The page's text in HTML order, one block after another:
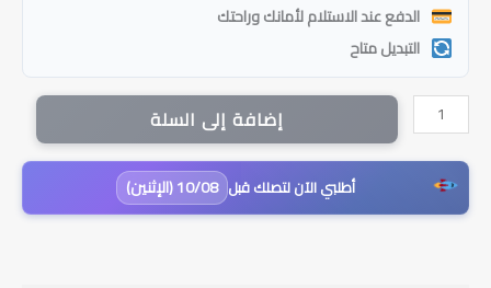
الدفع عند الاستلام لأمانك وراحتك
التبديل متاح
كمية
فستان
رماح
أسترا
أنيق
إضافة إلى السلة
أطلبي الآن لتصلك قبل 10/08 (الإثنين)